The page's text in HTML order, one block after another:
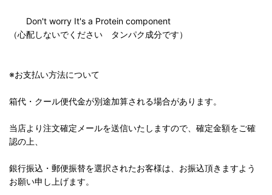
Don't worry It's a Protein component
（心配しないでください タンパク成分です）
※お支払い方法について
箱代・クール便代金が別途加算される場合があります。
当店より注文確定メールを送信いたしますので、確定金額をご確
認の上、
銀行振込・郵便振替を選択されたお客様は、お振込頂きますよう
お願い申し上げます。